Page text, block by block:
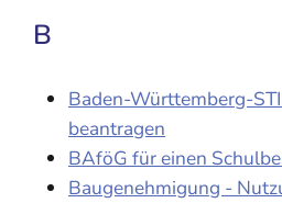
B
Baden-Württemberg-
beantragen
BAföG für einen
Baugenehmigung -